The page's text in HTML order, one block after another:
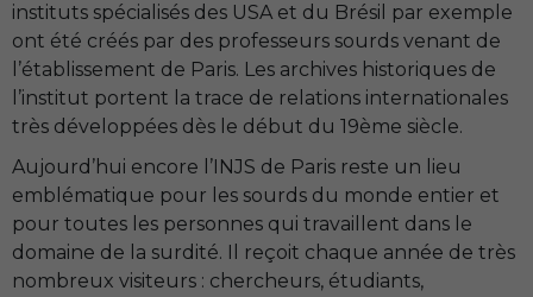
instituts spécialisés des USA et du Brésil par exemple
ont été créés par des professeurs sourds venant de
l’établissement de Paris. Les archives historiques de
l’institut portent la trace de relations internationales
très développées dès le début du 19ème siècle.
Aujourd’hui encore l’INJS de Paris reste un lieu
emblématique pour les sourds du monde entier et
pour toutes les personnes qui travaillent dans le
domaine de la surdité. Il reçoit chaque année de très
nombreux visiteurs : chercheurs, étudiants,